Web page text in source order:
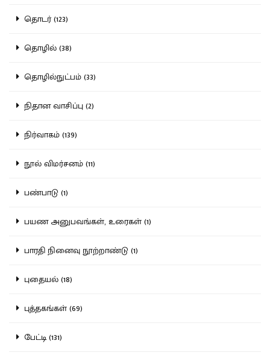
தொடர் (123)
தொழில் (38)
தொழில்நுட்பம் (33)
நிதான வாசிப்பு (2)
நிர்வாகம் (139)
நூல் விமர்சனம் (11)
பண்பாடு (1)
பயண அனுபவங்கள், உரைகள் (1)
பாரதி நினைவு நூற்றாண்டு (1)
புதையல் (18)
புத்தகங்கள் (69)
பேட்டி (131)